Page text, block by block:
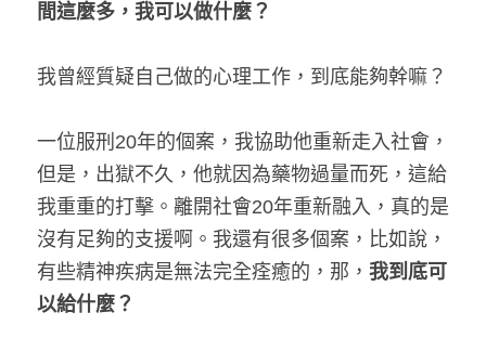
間這麼多，我可以做什麼？
我曾經質疑自己做的心理工作，到底能夠幹嘛？
一位服刑20年的個案，我協助他重新走入社會，
但是，出獄不久，他就因為藥物過量而死，這給
我重重的打擊。離開社會20年重新融入，真的是
沒有足夠的支援啊。我還有很多個案，比如說，
有些精神疾病是無法完全痊癒的，那， 我到底可
以給什麼？